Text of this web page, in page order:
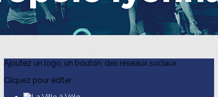
Cliquez pour éditer
Ajoutez un logo, un bouton, des réseaux sociaux
Cliquez pour éditer